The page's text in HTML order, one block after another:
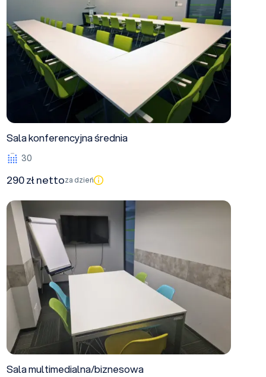
Sala konferencyjna średnia
30
290 zł nettoza dzień
Sala multimedialna/biznesowa
Sala multimedialna/biznesowa